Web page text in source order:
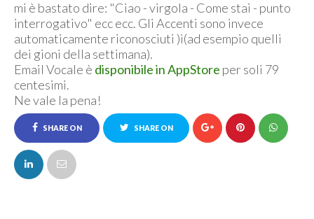
mi è bastato dire: "Ciao - virgola - Come stai - punto
interrogativo" ecc ecc. Gli Accenti sono invece
automaticamente riconosciuti )ì(ad esempio quelli
dei gioni della settimana).
Email Vocale è disponibile in AppStore per soli 79
centesimi.
Ne vale la pena!
SHARE ON
FACEBOOK
SHARE ON